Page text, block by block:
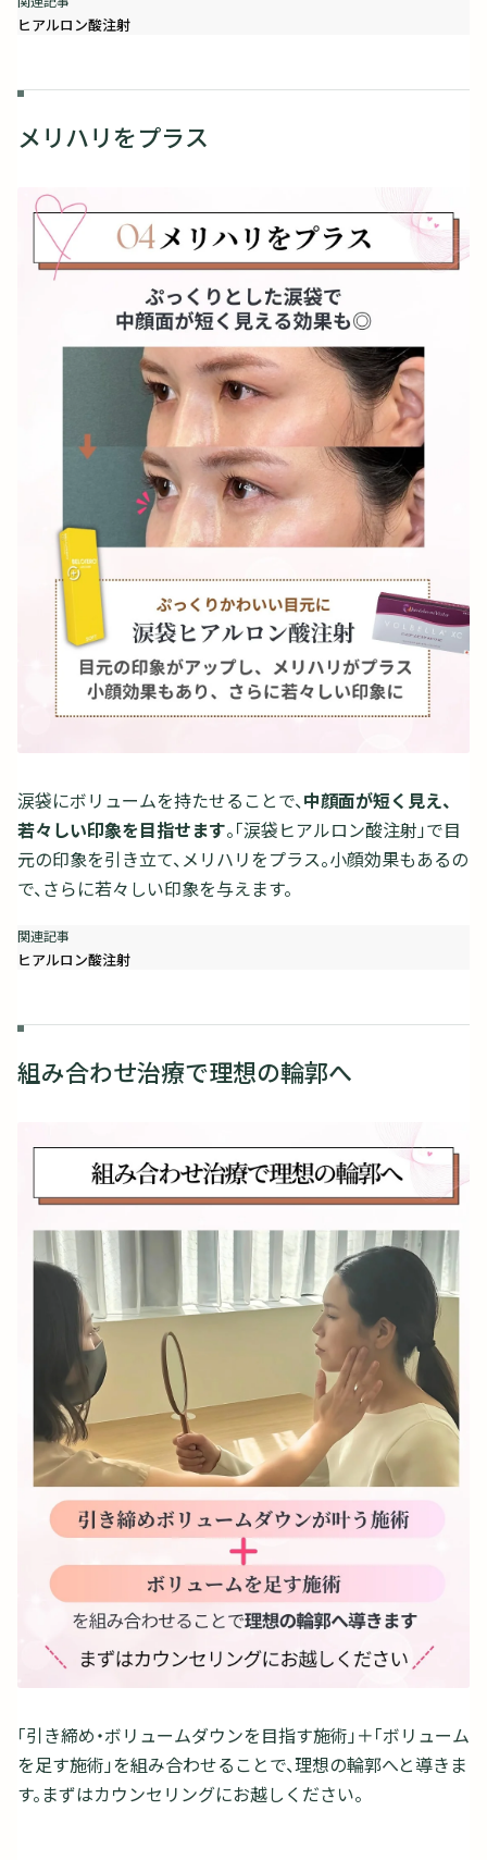
ヒアルロン酸注射
メリハリをプラス
涙袋にボリュームを持たせることで、中顔面が短く見え、
若々しい印象を目指せます。「涙袋ヒアルロン酸注射」で目
元の印象を引き立て、メリハリをプラス。小顔効果もあるの
で、さらに若々しい印象を与えます。
ヒアルロン酸注射
組み合わせ治療で理想の輪郭へ
「引き締め・ボリュームダウンを目指す施術」＋「ボリューム
を足す施術」を組み合わせることで、理想の輪郭へと導きま
す。まずはカウンセリングにお越しください。